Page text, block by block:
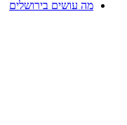
מה עושים בירושלים